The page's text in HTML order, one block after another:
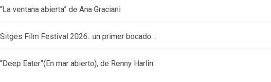
“La ventana abierta” de Ana Graciani
Sitges Film Festival 2026.. un primer bocado…
“Deep Eater”(En mar abierto), de Renny Harlin